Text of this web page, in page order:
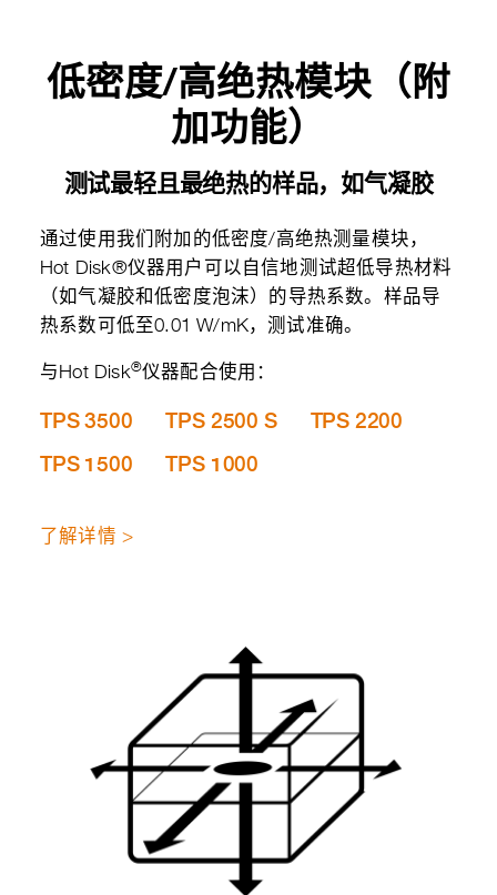
低密度/高绝热模块（附
加功能）
测试最轻且最绝热的样品，如气凝胶
通过使用我们附加的低密度/高绝热测量模块，
Hot Disk®仪器用户可以自信地测试超低导热材料
（如气凝胶和低密度泡沫）的导热系数。样品导
热系数可低至0.01 W/mK，测试准确。
与Hot Disk®仪器配合使用：
TPS 3500 TPS 2500 S
TPS 2200
TPS 1500
TPS 1000
了解详情 >